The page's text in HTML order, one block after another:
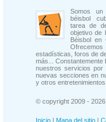
Somos un
béisbol
tarea de
objetivo de
Béisbol en
estadísticas, foros de
más...
nuestros servicios por
nuevas secciones en
y otros entretenimientos.
© copyright 2009 - 2026
Inicio | Mapa del sitio |